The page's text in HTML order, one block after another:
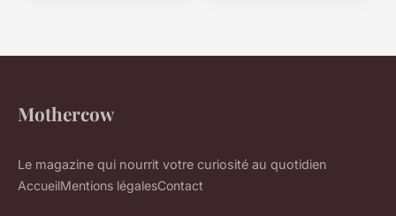
Mothercow
Le magazine qui nourrit votre curiosité au quotidien
AccueilMentions légalesContact